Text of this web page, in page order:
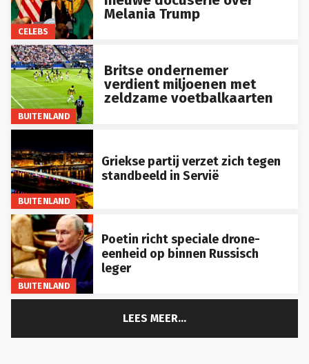
CELEBS
Melania Trump
BUITENLAND
Britse ondernemer
verdient miljoenen met
zeldzame voetbalkaarten
BUITENLAND
Griekse partij verzet zich tegen
standbeeld in Servië
BUITENLAND
Poetin richt speciale drone-
eenheid op binnen Russisch
leger
LEES MEER...